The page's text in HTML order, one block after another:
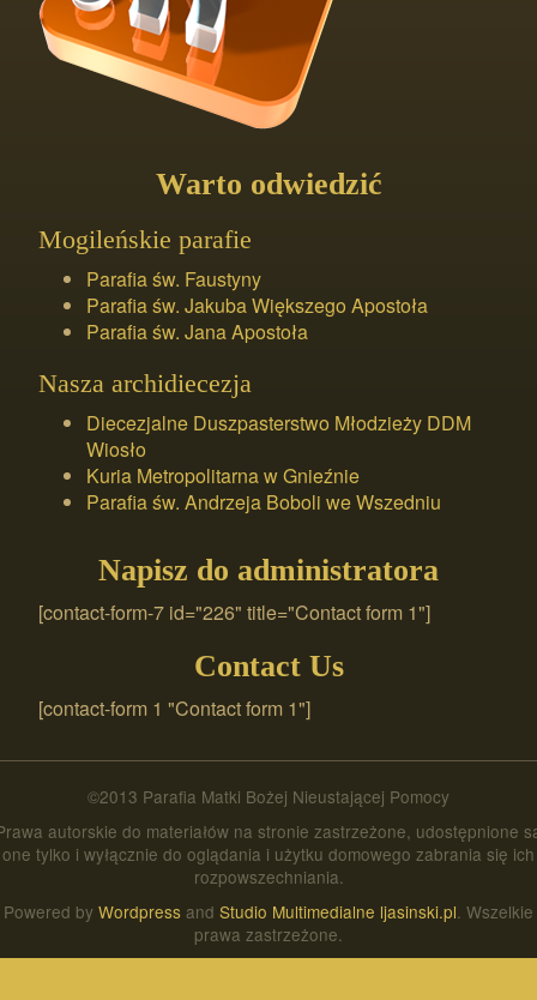
Warto odwiedzić
Mogileńskie parafie
Parafia św. Faustyny
Parafia św. Jakuba Większego Apostoła
Parafia św. Jana Apostoła
Nasza archidiecezja
Diecezjalne Duszpasterstwo Młodzieży DDM
Wiosło
Kuria Metropolitarna w Gnieźnie
Parafia św. Andrzeja Boboli we Wszedniu
Napisz do administratora
[contact-form-7 id="226" title="Contact form 1"]
Contact Us
[contact-form 1 "Contact form 1"]
©2013 Parafia Matki Bożej Nieustającej Pomocy
autorskie do materiałów na stronie zastrzeżone, udostępnione
one tylko i wyłącznie do oglądania i użytku domowego zabrania się ich
rozpowszechniania.
Powered by Wordpress and Studio Multimedialne ljasinski.pl. Wszelkie
prawa zastrzeżone.